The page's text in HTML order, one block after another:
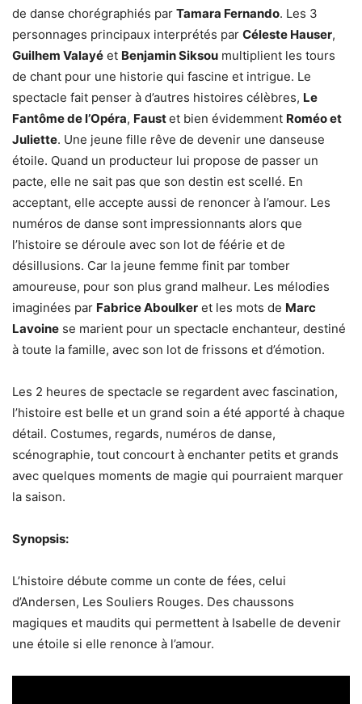
de danse chorégraphiés par Tamara Fernando. Les 3
personnages principaux interprétés par Céleste Hauser,
Guilhem Valayé et Benjamin Siksou multiplient les tours
de chant pour une historie qui fascine et intrigue. Le
spectacle fait penser à d’autres histoires célèbres, Le
Fantôme de l’Opéra, Faustet bien évidemment Roméo et
Juliette. Une jeune fille rêve de devenir une danseuse
étoile. Quand un producteur lui propose de passer un
pacte, elle ne sait pas que son destin est scellé. En
acceptant, elle accepte aussi de renoncer à l’amour. Les
numéros de danse sont impressionnants alors que
l’histoire se déroule avec son lot de féérie et de
désillusions. Car la jeune femme finit par tomber
amoureuse, pour son plus grand malheur. Les mélodies
imaginées par Fabrice Aboulker et les mots de Marc
Lavoine se marient pour un spectacle enchanteur, destiné
à toute la famille, avec son lot de frissons et d’émotion.
Les 2 heures de spectacle se regardent avec fascination,
l’histoire est belle et un grand soin a été apporté à chaque
détail. Costumes, regards, numéros de danse,
scénographie, tout concourt à enchanter petits et grands
avec quelques moments de magie qui pourraient marquer
la saison.
Synopsis:
L’histoire débute comme un conte de fées, celui
d’Andersen, Les Souliers Rouges. Des chaussons
magiques et maudits qui permettent à Isabelle de devenir
une étoile si elle renonce à l’amour.